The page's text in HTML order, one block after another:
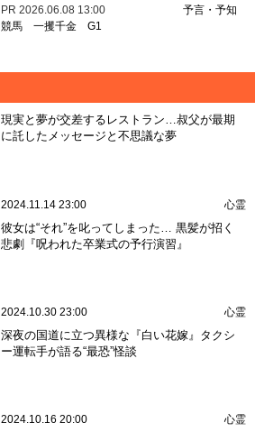
PR 2026.06.08 13:00
予言・予知
競馬 一攫千金 G1
現実と夢が交差するレストラン…叔父が最期
に託したメッセージと不思議な夢
2024.11.14 23:00 心霊
彼女は“それ”を叱ってしまった… 黒髪が招く
悲劇『呪われた卒業式の予行演習』
2024.10.30 23:00 心霊
深夜の国道に立つ異様な『白い花嫁』タクシ
ー運転手が語る“最恐”怪談
2024.10.16 20:00 心霊